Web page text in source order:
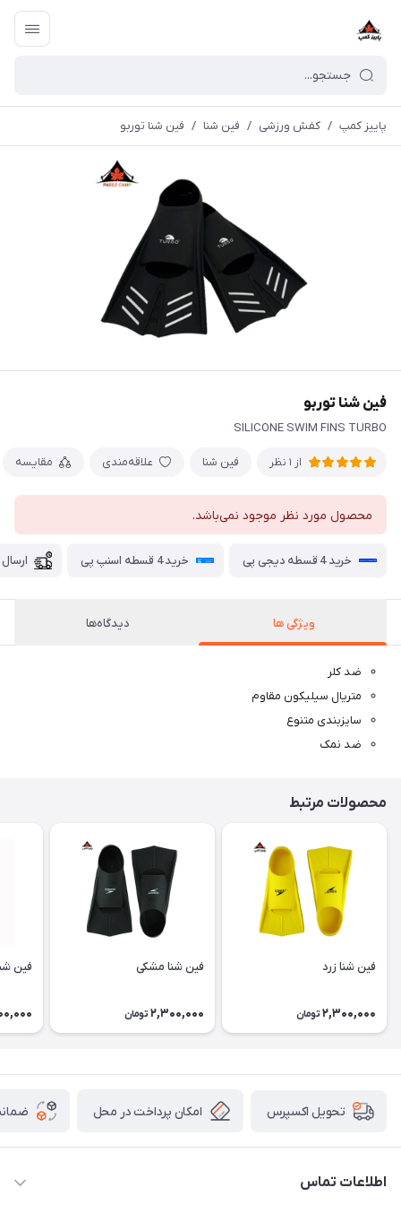
پاییز کمپ / کفش ورزشی / فین شنا / فین شنا توربو
فین شنا توربو
SILICONE SWIM FINS TURBO
از 1 نظر فین شنا علاقه‌مندی مقایسه
محصول مورد نظر موجود نمی‌باشد.
خرید 4 قسطه دیجی پی خرید 4 قسطه اسنپ پی
ویژگی ها دیدگاه‌ها
ضد کلر
متریال سیلیکون مقاوم
سایزبندی متنوع
ضد نمک
محصولات مرتبط
فین شنا زرد
2,300,000 تومان
فین شنا مشکی
2,300,000 تومان
فین
تحویل اکسپرس امکان پرداخت در محل
اطلاعات تماس